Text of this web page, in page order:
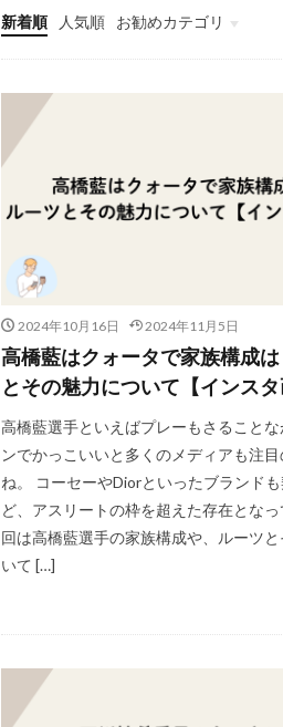
新着順 人気順
お勧めカテゴリ
グローバルメニュー
スポーツ
マネー
2024年10月16日 2024年11月5日
高橋藍はクォータで家族構成
とその魅力について【インスタ
高橋藍選手といえばプレーもさることな
ンでかっこいいと多くのメディアも注目
ね。 コーセーやDiorといったブランド
ど、アスリートの枠を超えた存在とな
回は高橋藍選手の家族構成や、ルーツ
いて […]